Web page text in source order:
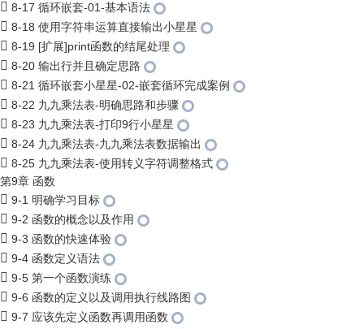
8-17 循环嵌套-01-基本语法
8-18 使用字符串运算直接输出小星星
8-19 [扩展]print函数的结尾处理
8-20 输出行并且确定思路
8-21 循环嵌套小星星-02-嵌套循环完成案例
8-22 九九乘法表-明确思路和步骤
8-23 九九乘法表-打印9行小星星
8-24 九九乘法表-九九乘法表数据输出
8-25 九九乘法表-使用转义字符调整格式
第9章 函数
9-1 明确学习目标
9-2 函数的概念以及作用
9-3 函数的快速体验
9-4 函数定义语法
9-5 第一个函数演练
9-6 函数的定义以及调用执行线路图
9-7 应该先定义函数再调用函数